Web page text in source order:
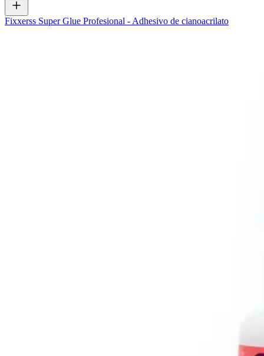
Fixxerss Super Glue Profesional - Adhesivo de cianoacrilato